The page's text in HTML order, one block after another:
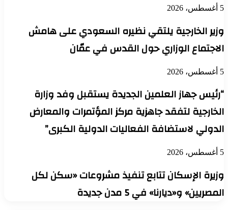
5 أغسطس، 2026
وزير الخارجية يلتقي نظيره السعودي على هامش
الاجتماع الوزاري حول القدس في عمّان
5 أغسطس، 2026
“رئيس جهاز العلمين الجديدة يستقبل وفد وزارة
الخارجية لتفقد جاهزية مركز المؤتمرات والمعارض
الدولي لاستضافة الفعاليات الدولية الكبرى”
5 أغسطس، 2026
وزيرة الإسكان تتابع تنفيذ مشروعات «سكن لكل
المصريين» و«ديارنا» في 5 مدن جديدة